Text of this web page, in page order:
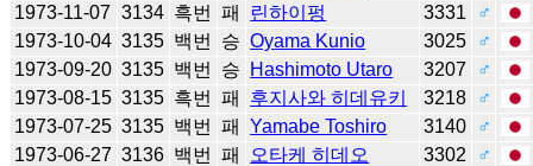
1973-11-07 3134 흑번 패 린하이펑 3331
♂
1973-10-04 3135 백번 승 Oyama Kunio 3025
♂
1973-09-20 3135 백번 승 Hashimoto Utaro 3207
♂
1973-08-15 3135 흑번 패 후지사와 히데유키 3218
♂
1973-07-25 3135 백번 패 Yamabe Toshiro 3140
♂
1973-06-27 3136 백번 패 오타케 히데오 3302
♂